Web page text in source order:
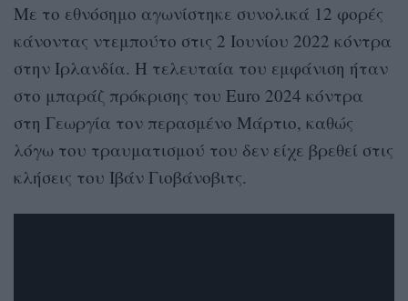
Με το εθνόσημο αγωνίστηκε συνολικά 12 φορές
κάνοντας ντεμπούτο στις 2 Ιουνίου 2022 κόντρα
στην Ιρλανδία. Η τελευταία του εμφάνιση ήταν
στο μπαράζ πρόκρισης του Euro 2024 κόντρα
στη Γεωργία τον περασμένο Μάρτιο, καθώς
λόγω του τραυματισμού του δεν είχε βρεθεί στις
κλήσεις του Ιβάν Γιοβάνοβιτς.